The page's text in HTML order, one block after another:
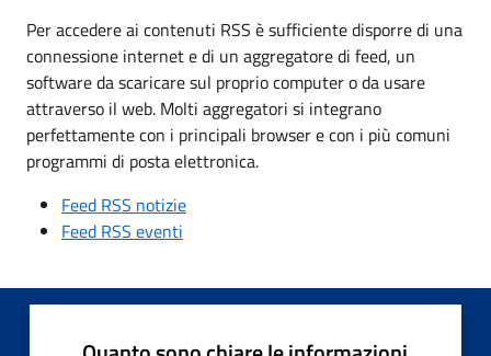
Per accedere ai contenuti RSS è sufficiente disporre di una
connessione internet e di un aggregatore di feed, un
software da scaricare sul proprio computer o da usare
attraverso il web. Molti aggregatori si integrano
perfettamente con i principali browser e con i più comuni
programmi di posta elettronica.
Feed RSS notizie
Feed RSS eventi